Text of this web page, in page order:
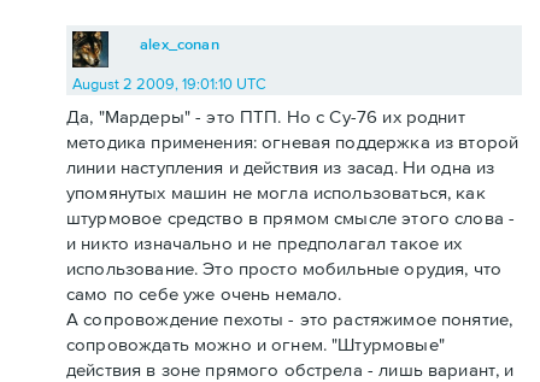
alex_conan
August 2 2009, 19:01:10 UTC
Да, "Мардеры" - это ПТП. Но с Су-76 их роднит
методика применения: огневая поддержка из второй
линии наступления и действия из засад. Ни одна из
упомянутых машин не могла использоваться, как
штурмовое средство в прямом смысле этого слова -
и никто изначально и не предполагал такое их
использование. Это просто мобильные орудия, что
само по себе уже очень немало.
А сопровождение пехоты - это растяжимое понятие,
сопровождать можно и огнем. "Штурмовые"
действия в зоне прямого обстрела - лишь вариант, и